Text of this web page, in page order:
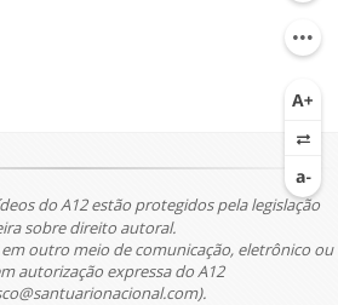
do A12 estão protegidos pela legislação
sobre direito autoral.
outro meio de comunicação, eletrônico ou
autorização expressa do A12